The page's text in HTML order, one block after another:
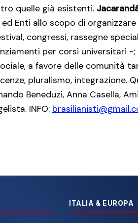
quelle già esistenti.
Enti allo scopo di
congressi, rassegne
per corsi universitari -;
a favore delle comunità
pluralismo, integrazione.
Beneduzi, Anna Casella,
INFO:
ITALIA & EUROPA